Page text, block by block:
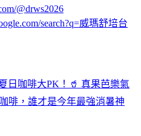
@drws2026
search?q=威瑪舒培台
日咖啡大PK！🥤 真果芭樂氣
啡，誰才是今年最強消暑神